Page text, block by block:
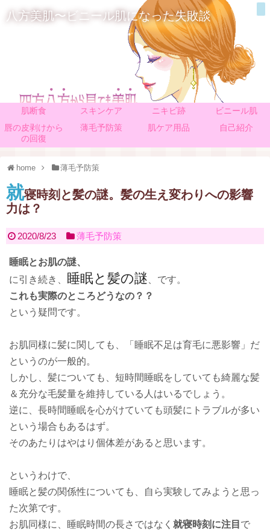
八方美肌〜ビニール肌になった失敗談
肌断食 スキンケア ニキビ跡
ビニール肌
唇の皮剥けから
の回復
薄毛予防策 肌ケア用品 自己紹介
home 薄毛予防策
就寝時刻と髪の謎。髪の生え変わりへの影響
力は？
2020/8/23 薄毛予防策
睡眠とお肌の謎、
に引き続き、 睡眠と髪の謎 、です。
これも実際のところどうなの？？
という疑問です。
お肌同様に髪に関しても、「睡眠不足は育毛に悪影響」だ
というのが一般的。
しかし、髪についても、短時間睡眠をしていても綺麗な髪
＆充分な毛髪量を維持している人はいるでしょう。
逆に、長時間睡眠を心がけていても頭髪にトラブルが多い
という場合もあるはず。
そのあたりはやはり個体差があると思います。
というわけで、
睡眠と髪の関係性についても、自ら実験してみようと思っ
た次第です。
お肌同様に、睡眠時間の長さではなく 就寝時刻に注目 で